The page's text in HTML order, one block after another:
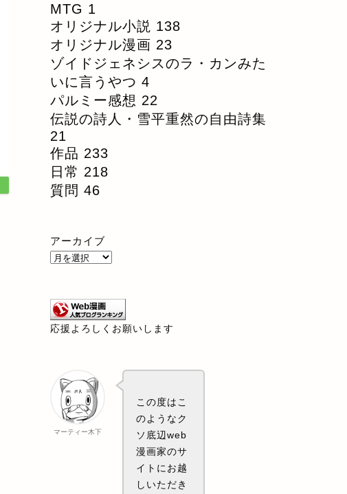
MTG 1
オリジナル小説 138
オリジナル漫画 23
ゾイドジェネシスのラ・カンみた
いに言うやつ 4
パルミー感想 22
伝説の詩人・雪平重然の自由詩集
21
作品 233
日常 218
質問 46
アーカイブ
応援よろしくお願いします
マーティー木下
この度はこ
のようなク
ソ底辺web
漫画家のサ
イトにお越
しいただき